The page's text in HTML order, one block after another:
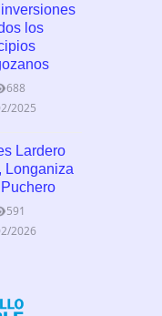
los
688
2025
Lardero
Longaniza
591
2026